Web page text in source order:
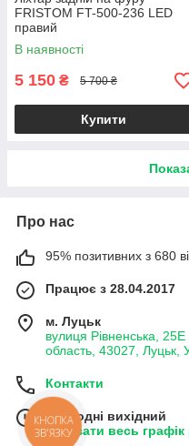
FRISTOM FT-500-236 LED
правий
В наявності
5 150 ₴ 5 700 ₴
Купити
Про нас
95% позитивних з 680
Працює з 28.04.2017
м. Луцьк
вулиця Рівненська,
область, 43027, Луцьк,
Контакти
Сьогодні вихідний
Показати весь
КНОПКА
ЗВ'ЯЗКУ